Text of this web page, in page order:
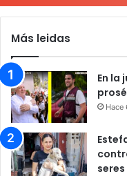
Más leidas
En la
Hace